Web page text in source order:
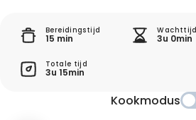
Bereidingstijd
15 min
Wachttijd
3u 0min
Totale tijd
3u 15min
Kookmodus